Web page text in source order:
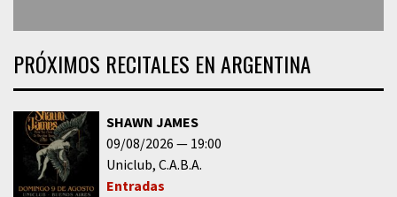
PRÓXIMOS RECITALES EN ARGENTINA
SHAWN JAMES
09/08/2026
19:00
Uniclub C.A.B.A.
Entradas